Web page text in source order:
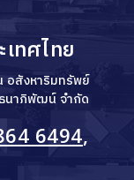
ทศไทย
อสังหาริมทรัพย์
นาภิพัฒน์ จำกัด
6494,